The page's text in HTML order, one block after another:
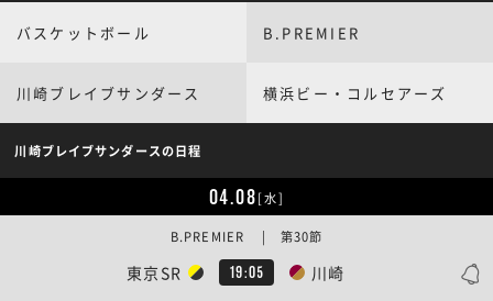
バスケットボール B.PREMIER
川崎ブレイブサンダース 横浜ビー・コルセアーズ
川崎ブレイブサンダースの日程
04.08[水]
東京SR 19:05 川崎
B.PREMIER | 第30節